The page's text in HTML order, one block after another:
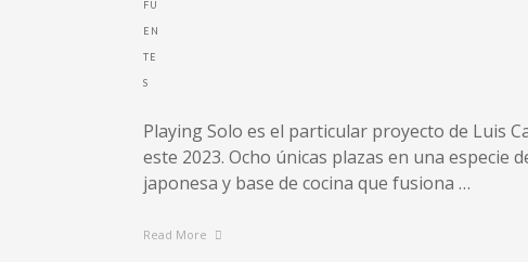
Playing Solo es el particular proyecto de Luis
este 2023. Ocho únicas plazas en una especie
japonesa y base de cocina que fusiona …
Read More